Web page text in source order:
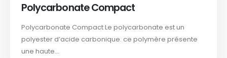
Polycarbonate Compact
Polycarbonate Compact Le polycarbonate est un
polyester d’acide carbonique. ce polymère présente
une haute...